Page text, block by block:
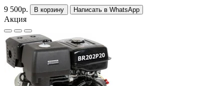
9 500р.
В корзину Написать в WhatsApp
Акция